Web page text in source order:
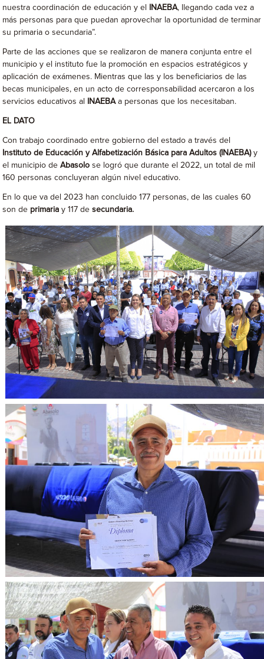
nuestra coordinación de educación y el
INAEBA, llegando cada vez a
más personas para que puedan aprovechar la oportunidad de terminar
su primaria o secundaria”.
Parte de las acciones que se realizaron de manera conjunta entre el
municipio y el instituto fue la promoción en espacios estratégicos y
aplicación de exámenes. Mientras que las y los beneficiarios de las
becas municipales, en un acto de corresponsabilidad acercaron a los
servicios educativos al
INAEBAa personas que los necesitaban.
EL DATO
Con trabajo coordinado entre gobierno del estado a través del
Instituto de Educación y Alfabetización Básica para Adultos (INAEBA)y
el municipio deAbasolose logró que durante el 2022, un total de mil
160 personas concluyeran algún nivel educativo.
En lo que va del 2023 han concluido 177 personas, de las cuales 60
son de primaria y 117 desecundaria.